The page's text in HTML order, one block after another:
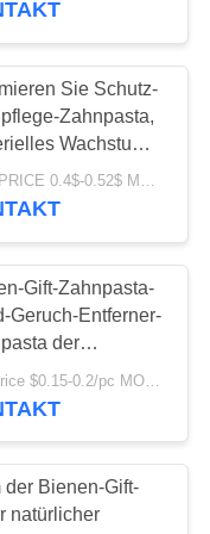
25
88
Sie Schutz-
Zahnpasta,
Wachstum
zu hemmen
EXW PRICE 0.4$-0.52$ MOQ:500pcs-30000pcs
Gift-Zahnpasta-
Geruch-Entferner-
der
natürliche
der Bienen-Gift-
natürlicher